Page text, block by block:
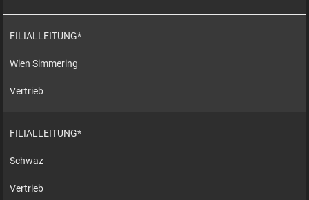
FILIALLEITUNG*
Wien Simmering
Vertrieb
FILIALLEITUNG*
Schwaz
Vertrieb